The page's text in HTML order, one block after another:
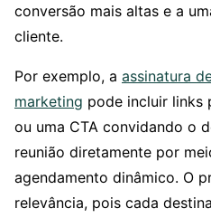
conversão mais altas e a
cliente.
Por exemplo, a assinatura
marketing pode incluir links
ou uma CTA convidando o
reunião diretamente por
agendamento dinâmico. O
relevância, pois cada